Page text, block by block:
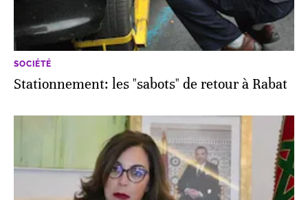
SOCIÉTÉ
Stationnement: les "sabots" de retour à Rabat